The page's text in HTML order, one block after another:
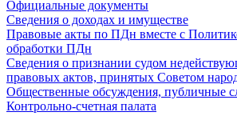
Официальные документы
Сведения о доходах и имуществе
Правовые акты по ПДн вместе с
обработки ПДн
Сведения о признании судом
правовых актов, принятых Советом
Общественные обсуждения, публичные
Контрольно-счетная палата